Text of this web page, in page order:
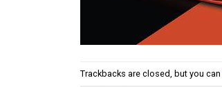
Trackbacks are closed, but you can